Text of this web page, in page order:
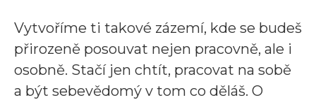
Vytvoříme ti takové zázemí, kde se budeš
přirozeně posouvat nejen pracovně, ale i
osobně. Stačí jen chtít, pracovat na sobě
a být sebevědomý v tom co děláš. O